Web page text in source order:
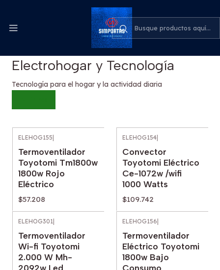
Despachos express a todo el país
Electrohogar y Tecnología
Electrohogar y Tecnología
Tecnología para el hogar y la actividad diaria
ELEHOG155|
Termoventilador
Toyotomi Tm1800w
1800w Rojo
Eléctrico
$57.208
ELEHOG154|
Convector
Toyotomi Eléctrico
Ce-1072w /wifi
1000 Watts
$109.742
ELEHOG301
Termoventilador
Wi-fi Toyotomi
2.000 W Mh-
2092w Led
ELEHOG156
Termoventilador
Eléctrico Toyotomi
1800w Bajo
Consumo